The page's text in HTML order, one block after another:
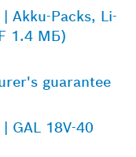
| Akku-Packs, Li-
1.4 МБ)
guarantee
| GAL 18V-40